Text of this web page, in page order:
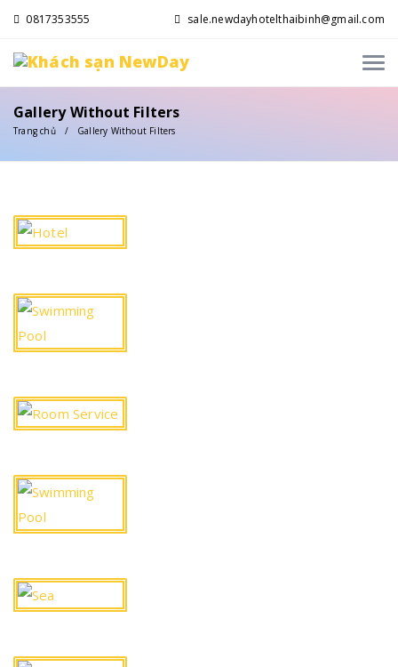
0817353555 sale.newdayhotelthaibinh@gmail.com
Gallery Without Filters
Trang chủ Gallery Without Filters